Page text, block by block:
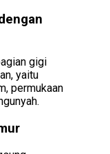
gigi
yaitu
permukaan